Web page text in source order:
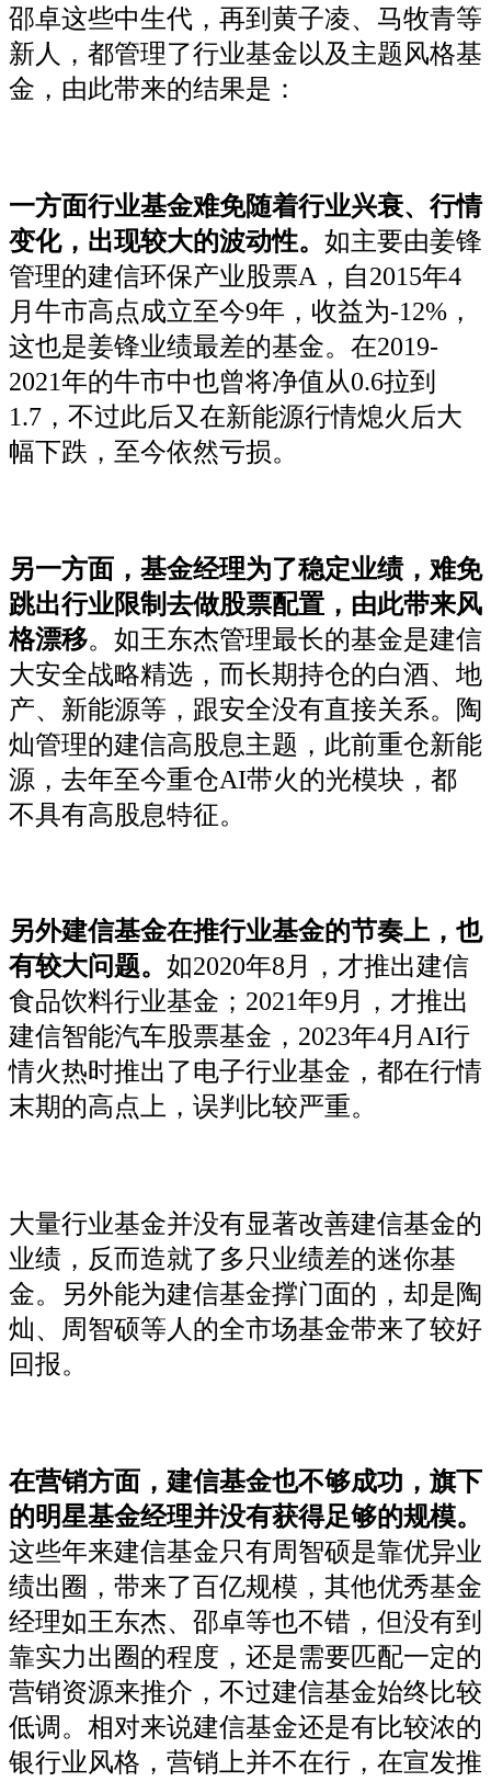
邵卓这些中生代，再到黄子凌、马牧青等
新人，都管理了行业基金以及主题风格基
金，由此带来的结果是：
一方面行业基金难免随着行业兴衰、行情
变化，出现较大的波动性。 如主要由姜锋
管理的建信环保产业股票A，自2015年4
月牛市高点成立至今9年，收益为-12%，
这也是姜锋业绩最差的基金。在2019-
2021年的牛市中也曾将净值从0.6拉到
1.7，不过此后又在新能源行情熄火后大
幅下跌，至今依然亏损。
另一方面，基金经理为了稳定业绩，难免
跳出行业限制去做股票配置，由此带来风
格漂移。如王东杰管理最长的基金是建信
大安全战略精选，而长期持仓的白酒、地
产、新能源等，跟安全没有直接关系。陶
灿管理的建信高股息主题，此前重仓新能
源，去年至今重仓AI带火的光模块，都
不具有高股息特征。
另外建信基金在推行业基金的节奏上，也
有较大问题。 如2020年8月，才推出建信
食品饮料行业基金；2021年9月，才推出
建信智能汽车股票基金，2023年4月AI行
情火热时推出了电子行业基金，都在行情
末期的高点上，误判比较严重。
大量行业基金并没有显著改善建信基金的
业绩，反而造就了多只业绩差的迷你基
金。另外能为建信基金撑门面的，却是陶
灿、周智硕等人的全市场基金带来了较好
回报。
在营销方面，建信基金也不够成功，旗下
的明星基金经理并没有获得足够的规模。
这些年来建信基金只有周智硕是靠优异业
绩出圈，带来了百亿规模，其他优秀基金
经理如王东杰、邵卓等也不错，但没有到
靠实力出圈的程度，还是需要匹配一定的
营销资源来推介，不过建信基金始终比较
低调。相对来说建信基金还是有比较浓的
银行业风格，营销上并不在行，在宣发推